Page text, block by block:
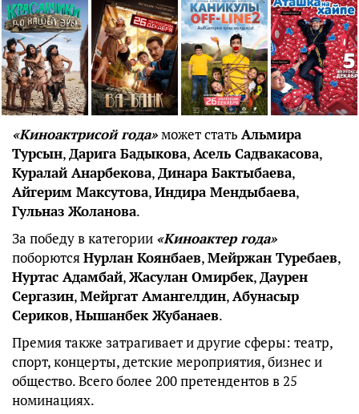
«Киноактрисой года»может стать Альмира
Турсын,Дарига Бадыкова,Асель Садвакасова,
Куралай Анарбекова,Динара Бактыбаева,
Айгерим Максутова,Индира Мендыбаева,
Гульназ Жоланова.
За победу в категории «Киноактер года»
поборютсяНурлан Коянбаев,Мейржан Туребаев,
Нуртас Адамбай,Жасулан Омирбек,Даурен
Сергазин,Мейргат Амангелдин,Абунасыр
Сериков,Нышанбек Жубанаев.
Премия также затрагивает и другие сферы: театр,
спорт, концерты, детские мероприятия, бизнес и
общество. Всего более 200 претендентов в 25
номинациях.